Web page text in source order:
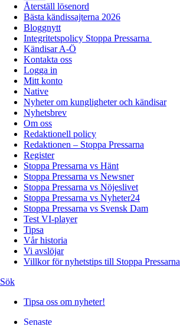
Återställ lösenord
Bästa kändissajterna 2026
Bloggnytt
Integritetspolicy Stoppa Pressarna
Kändisar A-Ö
Kontakta oss
Logga in
Mitt konto
Native
Nyheter om kungligheter och kändisar
Nyhetsbrev
Om oss
Redaktionell policy
Redaktionen – Stoppa Pressarna
Register
Stoppa Pressarna vs Hänt
Stoppa Pressarna vs Newsner
Stoppa Pressarna vs Nöjeslivet
Stoppa Pressarna vs Nyheter24
Stoppa Pressarna vs Svensk Dam
Test VI-player
Tipsa
Vår historia
Vi avslöjar
Villkor för nyhetstips till Stoppa Pressarna
Sök
Tipsa oss om nyheter!
Senaste